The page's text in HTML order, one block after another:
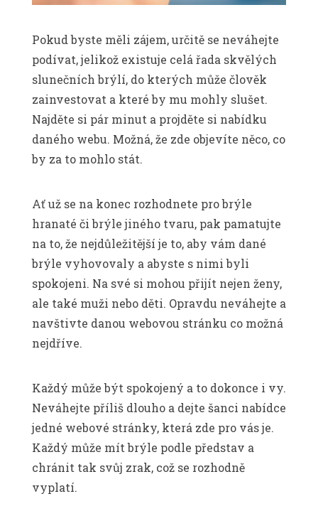
Pokud byste měli zájem, určitě se neváhejte
podívat, jelikož existuje celá řada skvělých
slunečních brýlí, do kterých může člověk
zainvestovat a které by mu mohly slušet.
Najděte si pár minut a projděte si nabídku
daného webu. Možná, že zde objevíte něco, co
by za to mohlo stát.
Ať už se na konec rozhodnete pro brýle
hranaté či brýle jiného tvaru, pak pamatujte
na to, že nejdůležitější je to, aby vám dané
brýle vyhovovaly a abyste s nimi byli
spokojeni. Na své si mohou přijít nejen ženy,
ale také muži nebo děti. Opravdu neváhejte a
navštivte danou webovou stránku co možná
nejdříve.
Každý může být spokojený a to dokonce i vy.
Neváhejte příliš dlouho a dejte šanci nabídce
jedné webové stránky, která zde pro vás je.
Každý může mít brýle podle představ a
chránit tak svůj zrak, což se rozhodně
vyplatí.